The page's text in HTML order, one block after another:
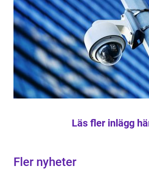
Läs fler inlägg
Fler nyheter